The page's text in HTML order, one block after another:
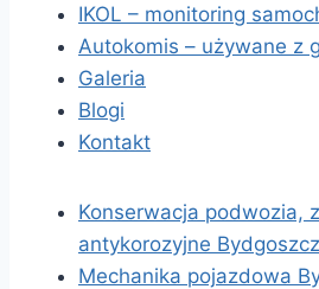
IKOL – monitoring
Autokomis – używane z
Galeria
Blogi
Kontakt
Konserwacja podwozia,
antykorozyjne Bydgoszcz
Mechanika pojazdowa